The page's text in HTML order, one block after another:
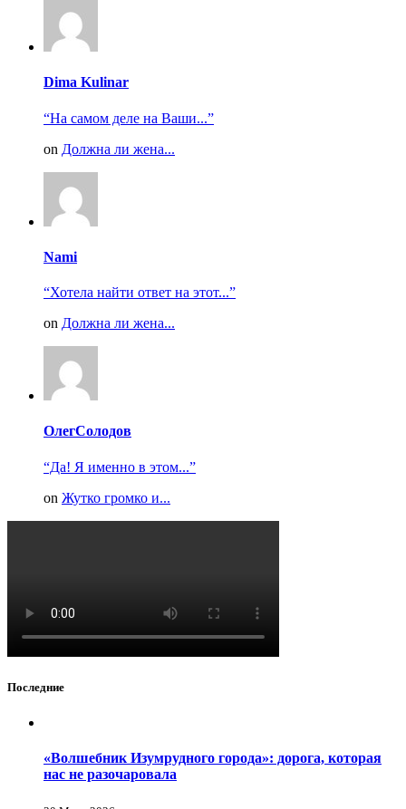
Dima Kulinar
“На самом деле на Ваши...”
on Должна ли жена...
Nami
“Хотела найти ответ на этот...”
on Должна ли жена...
ОлегСолодов
“Да! Я именно в этом...”
on Жутко громко и...
Последние
«Волшебник Изумрудного города»: дорога, которая
нас не разочаровала